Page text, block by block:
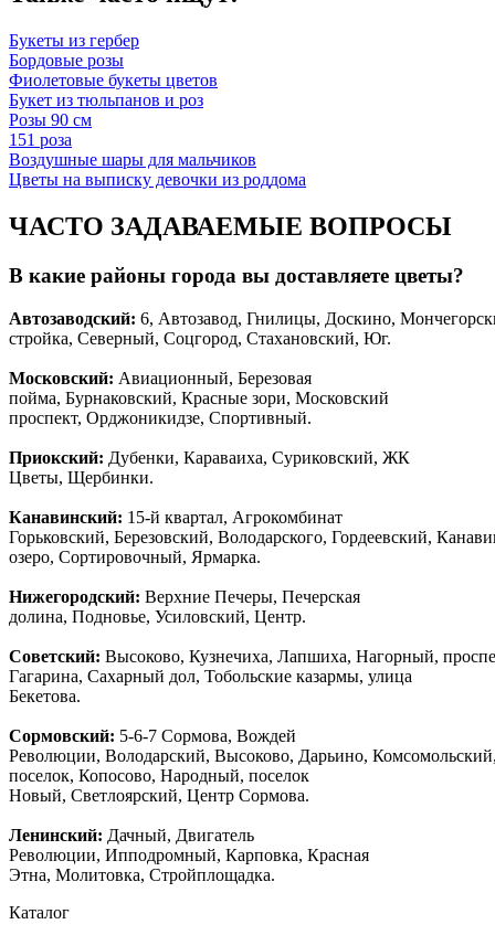
Букеты из гербер
Бордовые розы
Фиолетовые букеты цветов
Букет из тюльпанов и роз
Розы 90 см
151 роза
Воздушные шары для мальчиков
Цветы на выписку девочки из роддома
ЧАСТО ЗАДАВАЕМЫЕ ВОПРОСЫ
В какие районы города вы доставляете цветы?
Автозаводский: 6, Автозавод, Гнилицы, Доскино,
стройка, Северный, Соцгород, Стахановский, Юг.
Московский: Авиационный, Березовая
пойма, Бурнаковский, Красные зори, Московский
проспект, Орджоникидзе, Спортивный.
Приокский: Дубенки, Караваиха, Суриковский, ЖК
Цветы, Щербинки.
Канавинский: 15-й квартал, Агрокомбинат
Горьковский, Березовский, Володарского, Гордеевский,
озеро, Сортировочный, Ярмарка.
Нижегородский: Верхние Печеры, Печерская
долина, Подновье, Усиловский, Центр.
Советский: Высоково, Кузнечиха, Лапшиха, Нагорный,
Гагарина, Сахарный дол, Тобольские казармы, улица
Бекетова.
Сормовский: 5-6-7 Сормова, Вождей
Революции, Володарский, Высоково, Дарьино,
поселок, Копосово, Народный, поселок
Новый, Светлоярский, Центр Сормова.
Ленинский: Дачный, Двигатель
Революции, Ипподромный, Карповка, Красная
Этна, Молитовка, Стройплощадка.
Каталог